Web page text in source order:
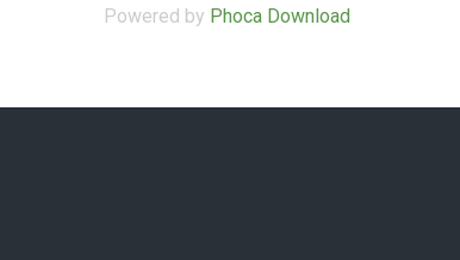
Powered by Phoca Download